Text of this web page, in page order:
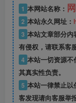
1 本网站名称：
2 本站永久网址：
3 本站文章部分内
有侵权，请联系客
4 本站一切资源不
其真实性负责。
5 本站一律禁止以
客发现请向客服举